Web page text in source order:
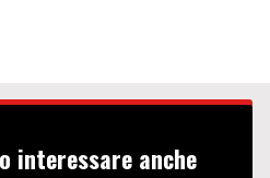
interessare anche